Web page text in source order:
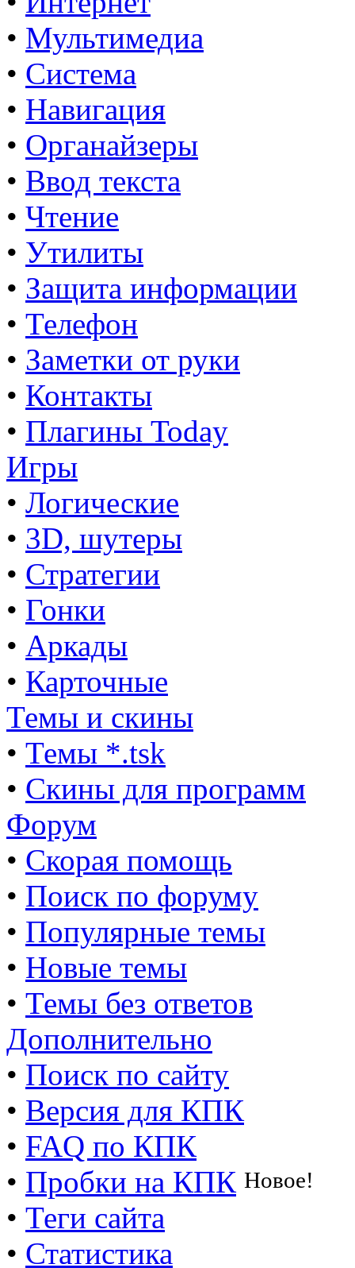
• Мультимедиа
• Система
• Навигация
• Органайзеры
• Ввод текста
• Чтение
• Утилиты
• Защита информации
• Телефон
• Заметки от руки
• Контакты
• Плагины Today
Игры
• Логические
• 3D, шутеры
• Стратегии
• Гонки
• Аркады
• Карточные
Темы и скины
• Темы *.tsk
• Скины для программ
Форум
• Скорая помощь
• Поиск по форуму
• Популярные темы
• Новые темы
• Темы без ответов
Дополнительно
• Поиск по сайту
• Версия для КПК
• FAQ по КПК
• Пробки на КПК Новое!
• Теги сайта
• Статистика